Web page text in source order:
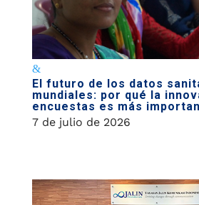
El futuro de los datos
mundiales: por qué la
encuestas es más
7 de julio de 2026